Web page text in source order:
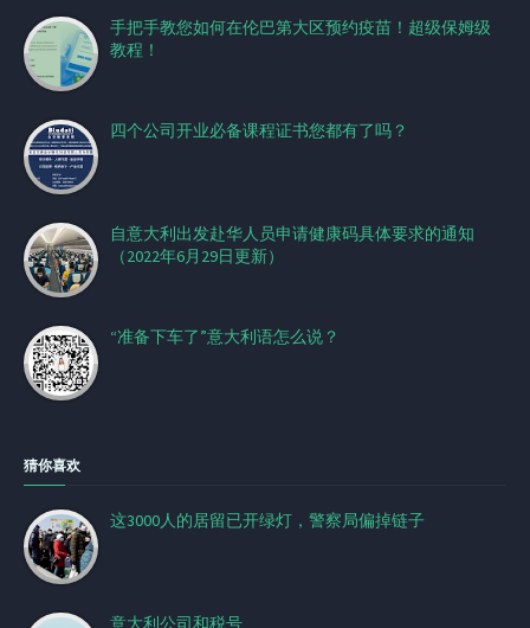
手把手教您如何在伦巴第大区预约疫苗！超级保姆级
教程！
四个公司开业必备课程证书您都有了吗？
自意大利出发赴华人员申请健康码具体要求的通知
（2022年6月29日更新）
“准备下车了”意大利语怎么说？
猜你喜欢
这3000人的居留已开绿灯，警察局偏掉链子
意大利公司和税号